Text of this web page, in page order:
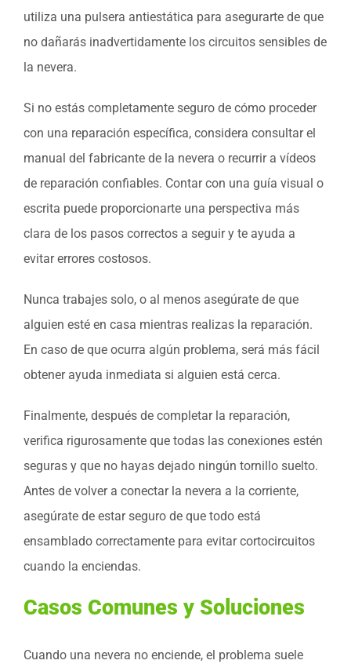
utiliza una pulsera antiestática para asegurarte de que
no dañarás inadvertidamente los circuitos sensibles de
la nevera.
Si no estás completamente seguro de cómo proceder
con una reparación específica, considera consultar el
manual del fabricante de la nevera o recurrir a vídeos
de reparación confiables. Contar con una guía visual o
escrita puede proporcionarte una perspectiva más
clara de los pasos correctos a seguir y te ayuda a
evitar errores costosos.
Nunca trabajes solo, o al menos asegúrate de que
alguien esté en casa mientras realizas la reparación.
En caso de que ocurra algún problema, será más fácil
obtener ayuda inmediata si alguien está cerca.
Finalmente, después de completar la reparación,
verifica rigurosamente que todas las conexiones estén
seguras y que no hayas dejado ningún tornillo suelto.
Antes de volver a conectar la nevera a la corriente,
asegúrate de estar seguro de que todo está
ensamblado correctamente para evitar cortocircuitos
cuando la enciendas.
Casos Comunes y Soluciones
Cuando una nevera no enciende, el problema suele